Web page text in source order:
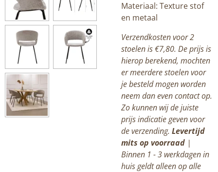
Materiaal: Texture stof
en metaal
Verzendkosten voor 2
stoelen is €7,80. De prijs is
hierop berekend, mochten
er meerdere stoelen voor
je besteld mogen worden
neem dan even contact op.
Zo kunnen wij de juiste
prijs indicatie geven voor
de verzending. Levertijd
mits op voorraad |
Binnen 1 - 3 werkdagen in
huis geldt alleen op alle